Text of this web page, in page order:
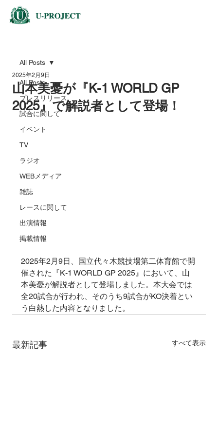
All Posts
プレスリリース
試合に関して
イベント
TV
ラジオ
WEBメディア
雑誌
レースに関して
出演情報
掲載情報
All Posts
山本美憂が『K-1 WORLD GP
2025』で解説者として登場！
2025年2月9日
2025年2月9日、国立代々木競技場第二体育館で開
催された『K-1 WORLD GP 2025』において、山
本美憂が解説者として登場しました。本大会では
全20試合が行われ、そのうち9試合がKO決着とい
う白熱した内容となりました。
最新記事 すべて表示